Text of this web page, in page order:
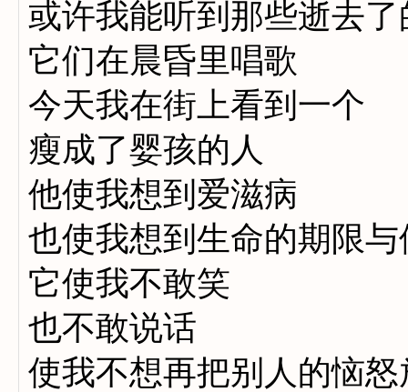
或许我能听到那些逝去了
它们在晨昏里唱歌
今天我在街上看到一个
瘦成了婴孩的人
他使我想到爱滋病
也使我想到生命的期限与
它使我不敢笑
也不敢说话
使我不想再把别人的恼